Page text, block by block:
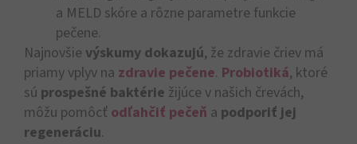
a MELD skóre a rôzne parametre funkcie
pečene.
Najnovšie výskumy dokazujú, že zdravie čriev má
priamy vplyv na zdravie pečene. Probiotiká, ktoré
sú prospešné baktérie žijúce v našich črevách,
môžu pomôcť odľahčiť pečeň a podporiť jej
regeneráciu.